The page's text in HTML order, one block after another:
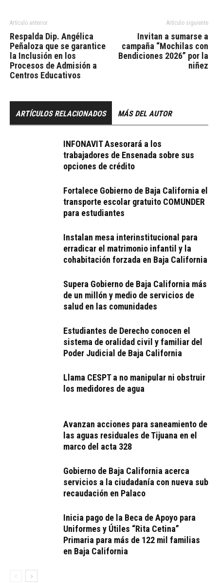
Artículo anterior
Respalda Dip. Angélica
Peñaloza que se garantice
la Inclusión en los
Procesos de Admisión a
Centros Educativos
Artículo siguiente
Invitan a sumarse a
campaña “Mochilas con
Bendiciones 2026” por la
niñez
ARTÍCULOS RELACIONADOS MÁS DEL AUTOR
INFONAVIT Asesorará a los
trabajadores de Ensenada sobre sus
opciones de crédito
Fortalece Gobierno de Baja California el
transporte escolar gratuito COMUNDER
para estudiantes
Instalan mesa interinstitucional para
erradicar el matrimonio infantil y la
cohabitación forzada en Baja California
Supera Gobierno de Baja California más
de un millón y medio de servicios de
salud en las comunidades
Estudiantes de Derecho conocen el
sistema de oralidad civil y familiar del
Poder Judicial de Baja California
Llama CESPT a no manipular ni obstruir
los medidores de agua
Avanzan acciones para saneamiento de
las aguas residuales de Tijuana en el
marco del acta 328
Gobierno de Baja California acerca
servicios a la ciudadanía con nueva sub
recaudación en Palaco
Inicia pago de la Beca de Apoyo para
Uniformes y Útiles “Rita Cetina”
Primaria para más de 122 mil familias
en Baja California